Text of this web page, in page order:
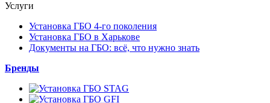
Услуги
Установка ГБО 4-го поколения
Установка ГБО в Харькове
Документы на ГБО: всё, что нужно знать
Бренды